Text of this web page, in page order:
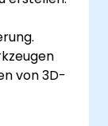
von 3D-
visuelle